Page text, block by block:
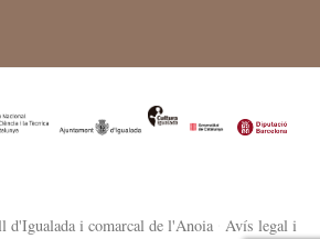
d'Igualada i comarcal de l'Anoia Avís legal i